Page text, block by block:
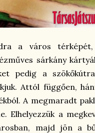
a város
sárkány
pedig a
Attól függően,
A megmaradt
Elhelyezzük a
majd jön a